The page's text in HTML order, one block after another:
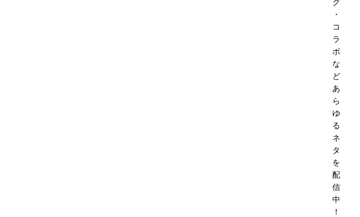
グ
・
コ
ラ
ボ
な
ど
あ
ら
ゆ
る
ネ
タ
を
配
信
中
！